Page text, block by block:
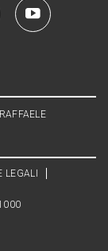
LEGALI